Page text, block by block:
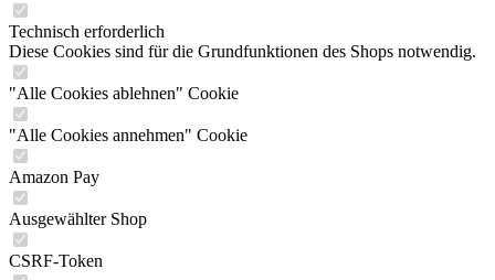
Technisch erforderlich
Diese Cookies sind für die Grundfunktionen des Shops notwendig.
"Alle Cookies ablehnen" Cookie
"Alle Cookies annehmen" Cookie
Amazon Pay
Ausgewählter Shop
CSRF-Token